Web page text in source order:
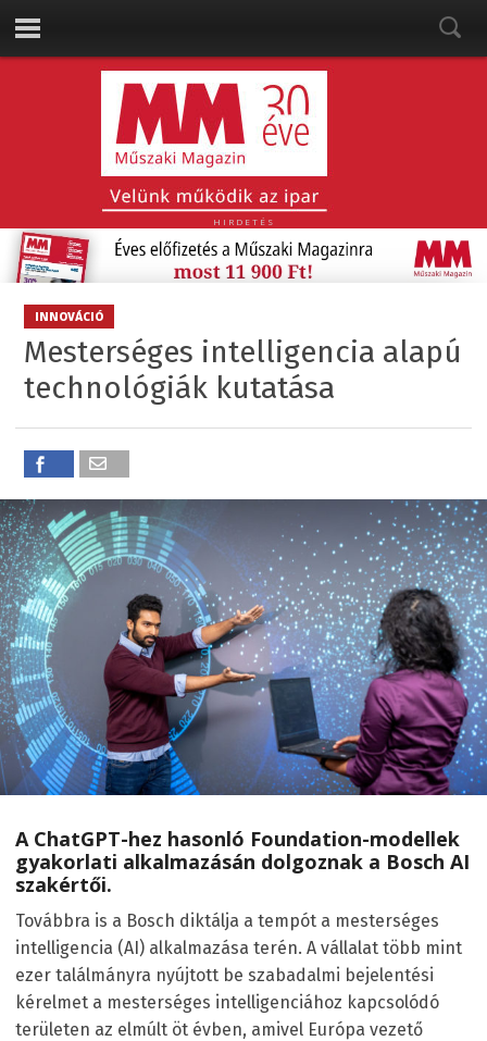
HIRDETÉS
INNOVÁCIÓ
Mesterséges intelligencia alapú
technológiák kutatása
A ChatGPT-hez hasonló Foundation-modellek
gyakorlati alkalmazásán dolgoznak a Bosch AI
szakértői.
Továbbra is a Bosch diktálja a tempót a mesterséges
intelligencia (AI) alkalmazása terén. A vállalat több mint
ezer találmányra nyújtott be szabadalmi bejelentési
kérelmet a mesterséges intelligenciához kapcsolódó
területen az elmúlt öt évben, amivel Európa vezető